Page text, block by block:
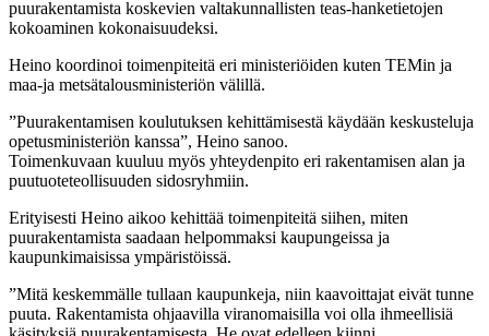
puurakentamista koskevien valtakunnallisten teas-hanketietojen
kokoaminen kokonaisuudeksi.
Heino koordinoi toimenpiteitä eri ministeriöiden kuten TEMin ja
maa-ja metsätalousministeriön välillä.
”Puurakentamisen koulutuksen kehittämisestä käydään keskusteluja
opetusministeriön kanssa”, Heino sanoo.
Toimenkuvaan kuuluu myös yhteydenpito eri rakentamisen alan ja
puutuoteteollisuuden sidosryhmiin.
Erityisesti Heino aikoo kehittää toimenpiteitä siihen, miten
puurakentamista saadaan helpommaksi kaupungeissa ja
kaupunkimaisissa ympäristöissä.
”Mitä keskemmälle tullaan kaupunkeja, niin kaavoittajat eivät tunne
puuta. Rakentamista ohjaavilla viranomaisilla voi olla ihmeellisiä